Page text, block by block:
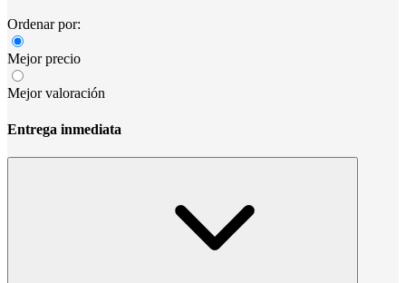
Ordenar por:
Mejor precio
Mejor valoración
Entrega inmediata